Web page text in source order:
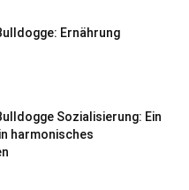
Ernährung
Sozialisierung: Ein
harmonisches